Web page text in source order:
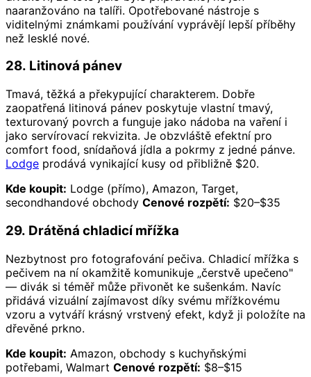
naaranžováno na talíři. Opotřebované nástroje s
viditelnými známkami používání vyprávějí lepší příběhy
než lesklé nové.
28. Litinová pánev
Tmavá, těžká a překypující charakterem. Dobře
zaopatřená litinová pánev poskytuje vlastní tmavý,
texturovaný povrch a funguje jako nádoba na vaření i
jako servírovací rekvizita. Je obzvláště efektní pro
comfort food, snídaňová jídla a pokrmy z jedné pánve.
Lodge prodává vynikající kusy od přibližně $20.
Kde koupit: Lodge (přímo), Amazon, Target,
secondhandové obchody Cenové rozpětí: $20–$35
29. Drátěná chladicí mřížka
Nezbytnost pro fotografování pečiva. Chladicí mřížka s
pečivem na ní okamžitě komunikuje „čerstvě upečeno"
— divák si téměř může přivonět ke sušenkám. Navíc
přidává vizuální zajímavost díky svému mřížkovému
vzoru a vytváří krásný vrstvený efekt, když ji položíte na
dřevěné prkno.
Kde koupit: Amazon, obchody s kuchyňskými
potřebami, Walmart Cenové rozpětí: $8–$15